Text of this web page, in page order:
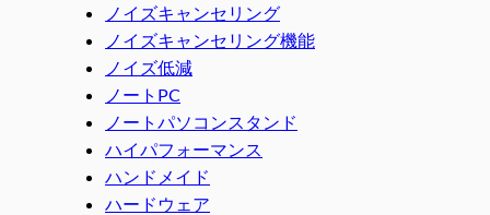
ノイズキャンセリング
ノイズキャンセリング機能
ノイズ低減
ノートPC
ノートパソコンスタンド
ハイパフォーマンス
ハンドメイド
ハードウェア